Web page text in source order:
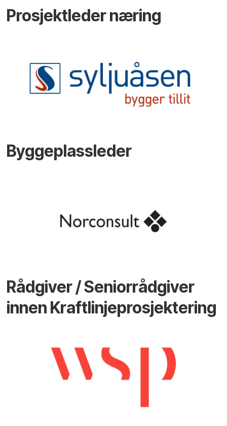
Prosjektleder næring
Byggeplassleder
Rådgiver / Seniorrådgiver
innen Kraftlinjeprosjektering